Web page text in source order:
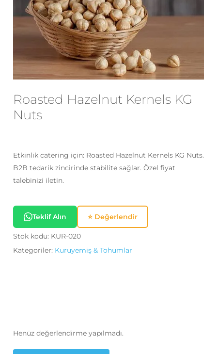
Roasted Hazelnut Kernels KG
Nuts
Etkinlik catering için: Roasted Hazelnut Kernels KG Nuts.
B2B tedarik zincirinde stabilite sağlar. Özel fiyat
talebinizi iletin.
Teklif Alın ⭐ Değerlendir
Stok kodu: KUR-020
Kategoriler: Kuruyemiş & Tohumlar
Henüz değerlendirme yapılmadı.
E-posta*
Daha sonraki yorumlarımda
kullanılması için adım, e-posta adresim
kaydedilsin.